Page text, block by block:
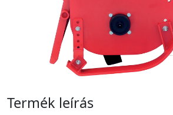
Termék leírás